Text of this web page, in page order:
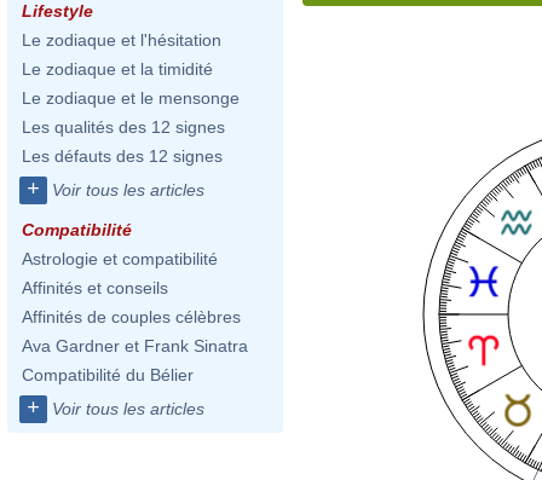
Lifestyle
Le zodiaque et l'hésitation
Le zodiaque et la timidité
Le zodiaque et le mensonge
Les qualités des 12 signes
Les défauts des 12 signes
+ Voir tous les articles
Compatibilité
Astrologie et compatibilité
Affinités et conseils
Affinités de couples célèbres
Ava Gardner et Frank Sinatra
Compatibilité du Bélier
+ Voir tous les articles